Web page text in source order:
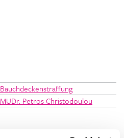
Bauchdeckenstraffung
MUDr. Petros Christodoulou